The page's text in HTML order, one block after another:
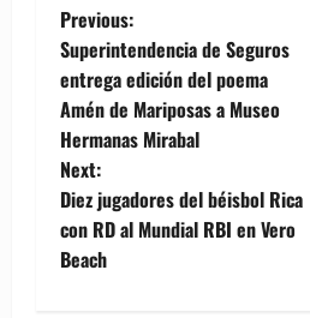
P
o
s
t
n
a
Previous:
Superintendencia de Seguros
entrega edición del poema
Amén de Mariposas a Museo
Hermanas Mirabal
Next:
Diez jugadores del béisbol Rica
con RD al Mundial RBI en Vero
Beach